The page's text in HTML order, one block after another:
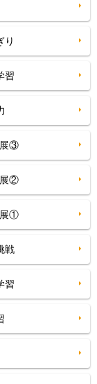
り
習
展③
展②
展①
戦
習